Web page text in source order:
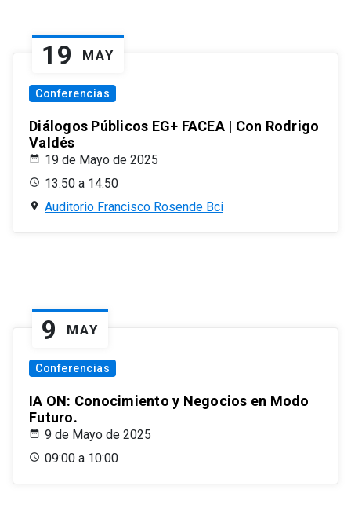
19 MAY
Conferencias
Diálogos Públicos EG+ FACEA | Con Rodrigo
Valdés
19 de Mayo de 2025
13:50 a 14:50
Auditorio Francisco Rosende Bci
9 MAY
Conferencias
IA ON: Conocimiento y Negocios en Modo
Futuro.
9 de Mayo de 2025
09:00 a 10:00